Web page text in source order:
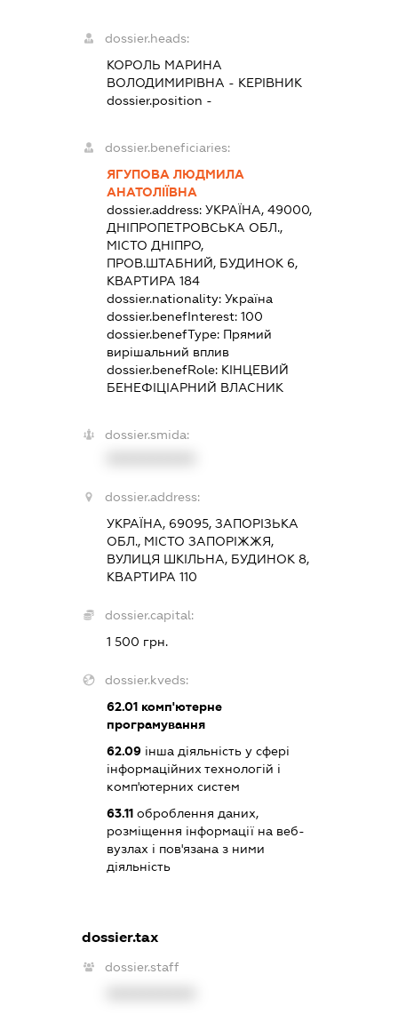
dossier.heads:
КОРОЛЬ МАРИНА
ВОЛОДИМИРІВНА - КЕРІВНИК
dossier.position -
dossier.beneficiaries:
ЯГУПОВА ЛЮДМИЛА
АНАТОЛІЇВНА
dossier.address:УКРАЇНА, 49000,
ДНІПРОПЕТРОВСЬКА ОБЛ.,
МІСТО ДНІПРО,
ПРОВ.ШТАБНИЙ, БУДИНОК 6,
КВАРТИРА 184
dossier.nationality:Україна
dossier.benefInterest:100
dossier.benefType: Прямий
вирішальний вплив
dossier.benefRole: КІНЦЕВИЙ
БЕНЕФІЦІАРНИЙ ВЛАСНИК
dossier.smida:
dossier.address:
УКРАЇНА, 69095, ЗАПОРІЗЬКА
ОБЛ., МІСТО ЗАПОРІЖЖЯ,
ВУЛИЦЯ ШКІЛЬНА, БУДИНОК 8,
КВАРТИРА 110
dossier.capital:
1 500 грн.
dossier.kveds:
62.01 комп'ютерне
програмування
62.09 інша діяльність у сфері
інформаційних технологій і
комп'ютерних систем
63.11 оброблення даних,
розміщення інформації на веб-
вузлах і пов'язана з ними
діяльність
dossier.tax
dossier.staff